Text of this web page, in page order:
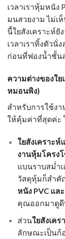
เวลาเราหุ้มหนัง
มนสวยงาม ไม่เ
นี้ใยสังเคราะห์ยั
เวลาเราทิ้งตัวนั่
ก่อนที่ฟองน้ำชั้น
ความต่างของใ
หมอนพิง)
สำหรับการใช้งา
ให้คุ้มค่าที่สุดค่ะ
ใยสังเคราะห์
งานหุ้มโครง
แบนราบสม่ำ
วัสดุหุ้มก็สำคั
หนัง PVC แล
คุณออกมาดูดี
ส่วนใยสังเค
ลักษณะเป็นก้